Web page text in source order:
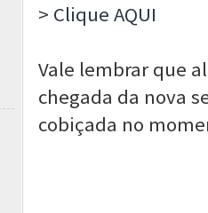
> Clique AQUI
Vale lembrar que
chegada da nova
cobiçada no